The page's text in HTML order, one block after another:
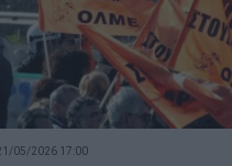
05/2026 17:00